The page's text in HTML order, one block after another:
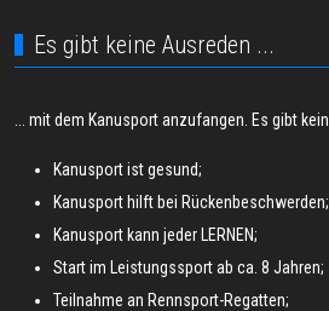
Es gibt keine Ausreden ...
... mit dem Kanusport anzufangen. Es gibt
Kanusport ist gesund;
Kanusport hilft bei Rückenbeschwerden;
Kanusport kann jeder LERNEN;
Start im Leistungssport ab ca. 8 Jahren;
Teilnahme an Rennsport-Regatten;